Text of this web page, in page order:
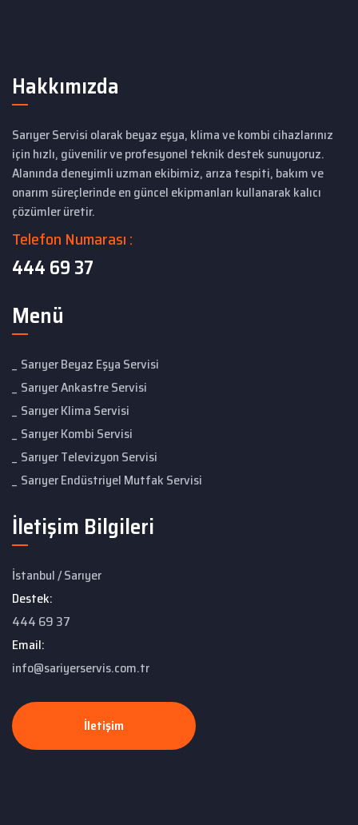
Hakkımızda
Sarıyer Servisi olarak beyaz eşya, klima ve kombi cihazlarınız
için hızlı, güvenilir ve profesyonel teknik destek sunuyoruz.
Alanında deneyimli uzman ekibimiz, arıza tespiti, bakım ve
onarım süreçlerinde en güncel ekipmanları kullanarak kalıcı
çözümler üretir.
Telefon Numarası :
444 69 37
Menü
Sarıyer Beyaz Eşya Servisi
Sarıyer Ankastre Servisi
Sarıyer Klima Servisi
Sarıyer Kombi Servisi
Sarıyer Televizyon Servisi
Sarıyer Endüstriyel Mutfak Servisi
İletişim Bilgileri
İstanbul / Sarıyer
Destek:
444 69 37
Email:
info@sariyerservis.com.tr
İletişim